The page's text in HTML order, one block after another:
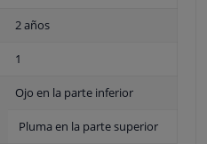
2 años
1
Ojo en la parte inferior
Pluma en la parte superior